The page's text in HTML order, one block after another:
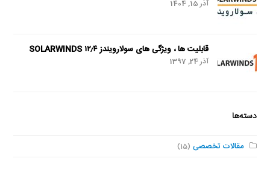
آذر 15, 1404
قابلیت ها ، ویژگی های سولارویندز SOLARWINDS ۱۲٫۴
آذر 24, 1397
دسته‌ها
مقالات تخصصی (15)